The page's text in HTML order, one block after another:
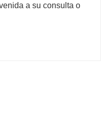
a su consulta o